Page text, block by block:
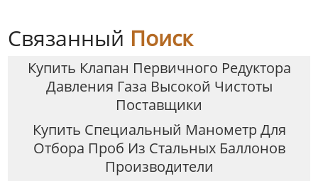
Связанный Поиск
Купить Клапан Первичного Редуктора
Давления Газа Высокой Чистоты
Поставщики
Купить Специальный Манометр Для
Отбора Проб Из Стальных Баллонов
Производители